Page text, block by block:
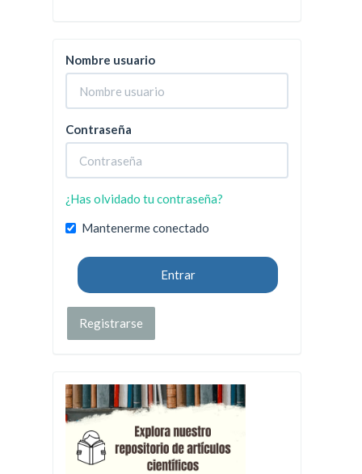
Nombre usuario
Contraseña
¿Has olvidado tu contraseña?
Mantenerme conectado
Entrar
Registrarse